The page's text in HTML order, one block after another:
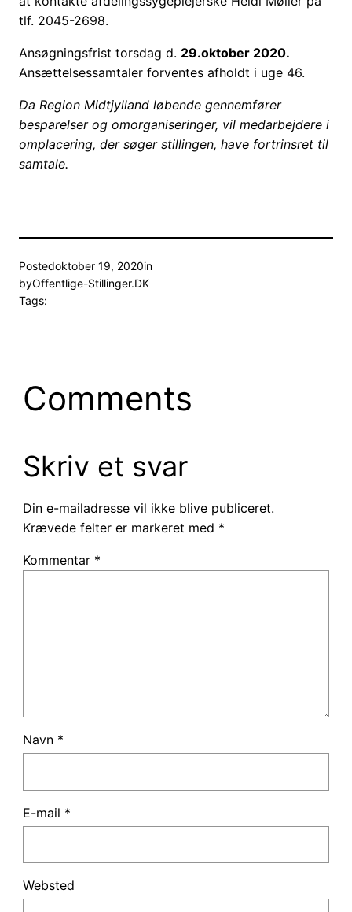
tlf. 2045-2698.
Ansøgningsfrist torsdag d. 29.oktober 2020.
Ansættelsessamtaler forventes afholdt i uge 46.
Da Region Midtjylland løbende gennemfører
besparelser og omorganiseringer, vil medarbejdere i
omplacering, der søger stillingen, have fortrinsret til
samtale.
Postedoktober 19, 2020in
byOffentlige-Stillinger.DK
Tags:
Comments
Skriv et svar
Din e-mailadresse vil ikke blive publiceret.
Krævede felter er markeret med *
Kommentar *
Navn *
E-mail *
Websted